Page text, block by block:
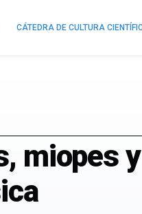
CÁTEDRA DE CULTURA
miopes